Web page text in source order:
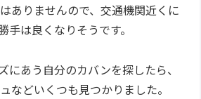
ありませんので、交通機関近くに
手は良くなりそうです。
にあう自分のカバンを探したら、
などいくつも見つかりました。